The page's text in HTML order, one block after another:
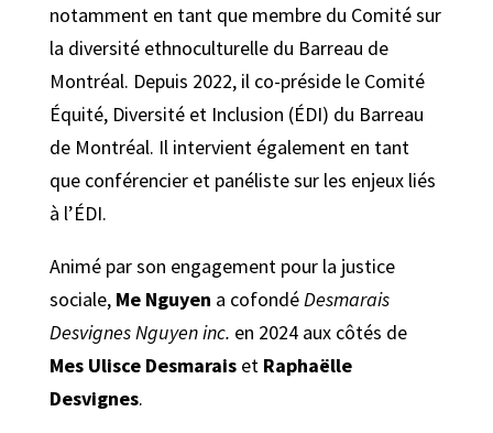
notamment en tant que membre du Comité sur
la diversité ethnoculturelle du Barreau de
Montréal. Depuis 2022, il co-préside le Comité
Équité, Diversité et Inclusion (ÉDI) du Barreau
de Montréal. Il intervient également en tant
que conférencier et panéliste sur les enjeux liés
à l’ÉDI.
Animé par son engagement pour la justice
sociale, Me Nguyen a cofondéDesmarais
Desvignes Nguyen inc. en 2024 aux côtés de
Mes Ulisce Desmarais et Raphaëlle
Desvignes.